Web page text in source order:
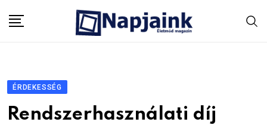
ÉRDEKESSÉG
Rendszerhasználati díj